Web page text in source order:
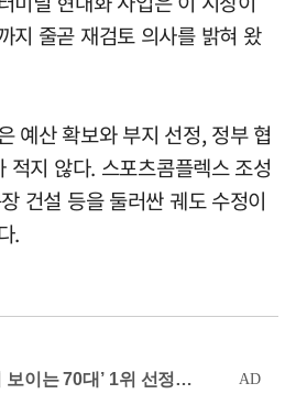
지 줄곧 재검토 의사를 밝혀 왔
예산 확보와 부지 선정, 정부 협
적지 않다. 스포츠콤플렉스 조성
건설 등을 둘러싼 궤도 수정이
.